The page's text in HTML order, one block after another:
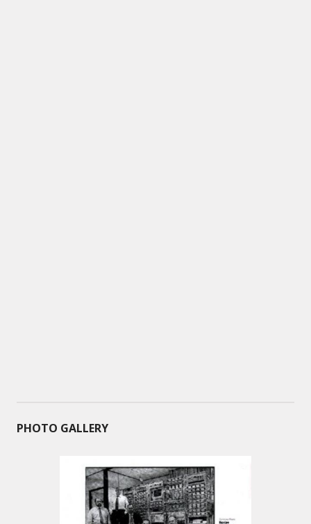
PHOTO GALLERY